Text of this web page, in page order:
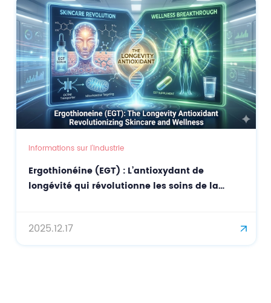
Informations sur l'industrie
Ergothionéine (EGT) : L’antioxydant de
longévité qui révolutionne les soins de la
2025.12.17